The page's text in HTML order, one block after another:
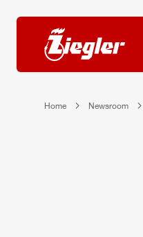
Home Newsroom